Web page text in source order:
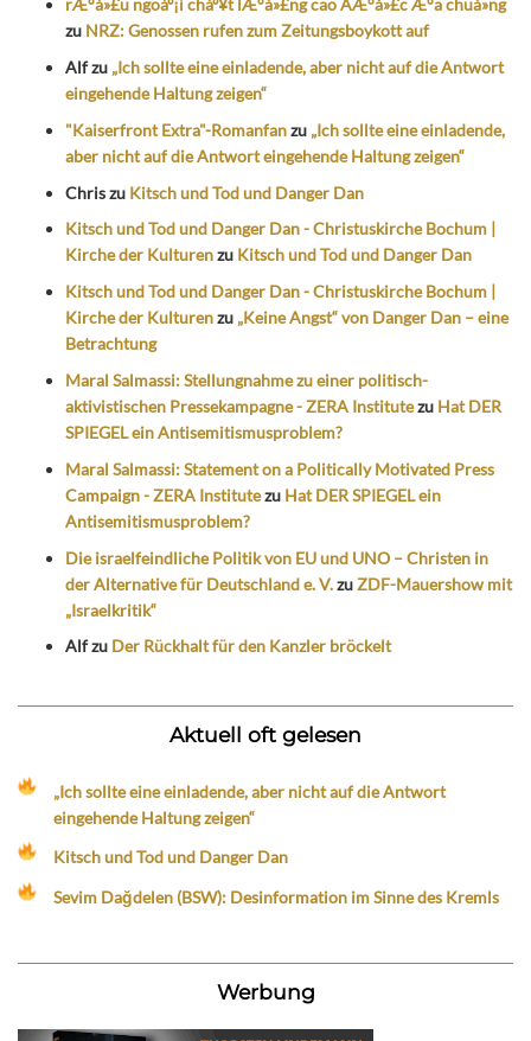
rÆ°á»£u ngoáº¡i cháº¥t lÆ°á»£ng cao ÄÆ°á»£c Æ°a chuá»ng
zu NRZ: Genossen rufen zum Zeitungsboykott auf
Alfzu „Ich sollte eine einladende, aber nicht auf die Antwort
eingehende Haltung zeigen“
"Kaiserfront Extra"-Romanfanzu „Ich sollte eine einladende,
aber nicht auf die Antwort eingehende Haltung zeigen“
Chriszu Kitsch und Tod und Danger Dan
Kitsch und Tod und Danger Dan - Christuskirche Bochum |
Kirche der Kulturenzu Kitsch und Tod und Danger Dan
Kitsch und Tod und Danger Dan - Christuskirche Bochum |
Kirche der Kulturenzu „Keine Angst“ von Danger Dan – eine
Betrachtung
Maral Salmassi: Stellungnahme zu einer politisch-
aktivistischen Pressekampagne - ZERA Institutezu Hat DER
SPIEGEL ein Antisemitismusproblem?
Maral Salmassi: Statement on a Politically Motivated Press
Campaign - ZERA Institutezu Hat DER SPIEGEL ein
Antisemitismusproblem?
Die israelfeindliche Politik von EU und UNO – Christen in
der Alternative für Deutschland e. V.zuZDF-Mauershow mit
„Israelkritik“
Alfzu Der Rückhalt für den Kanzler bröckelt
Aktuell oft gelesen
„Ich sollte eine einladende, aber nicht auf die Antwort
eingehende Haltung zeigen“
Kitsch und Tod und Danger Dan
Sevim Dağdelen (BSW): Desinformation im Sinne des Kremls
Werbung